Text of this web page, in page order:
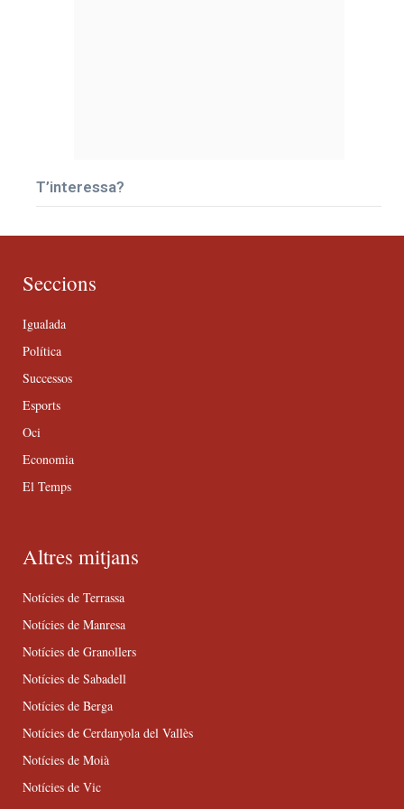
T’interessa?
Seccions
Igualada
Política
Successos
Esports
Oci
Economia
El Temps
Altres mitjans
Notícies de Terrassa
Notícies de Manresa
Notícies de Granollers
Notícies de Sabadell
Notícies de Berga
Notícies de Cerdanyola del Vallès
Notícies de Moià
Notícies de Vic